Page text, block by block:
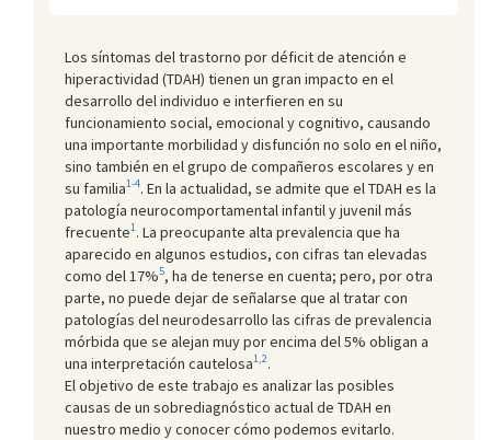
Los síntomas del trastorno por déficit de atención e
hiperactividad (TDAH) tienen un gran impacto en el
desarrollo del individuo e interfieren en su
funcionamiento social, emocional y cognitivo, causando
una importante morbilidad y disfunción no solo en el niño,
sino también en el grupo de compañeros escolares y en
su familia1-4. En la actualidad, se admite que el TDAH es la
patología neurocomportamental infantil y juvenil más
frecuente1. La preocupante alta prevalencia que ha
aparecido en algunos estudios, con cifras tan elevadas
como del 17%5, ha de tenerse en cuenta; pero, por otra
parte, no puede dejar de señalarse que al tratar con
patologías del neurodesarrollo las cifras de prevalencia
mórbida que se alejan muy por encima del 5% obligan a
una interpretación cautelosa1,2.
El objetivo de este trabajo es analizar las posibles
causas de un sobrediagnóstico actual de TDAH en
nuestro medio y conocer cómo podemos evitarlo.